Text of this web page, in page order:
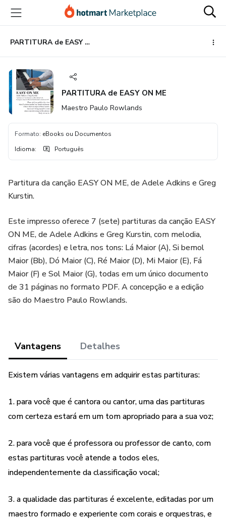
para
conteúdo
principal
para
pagamento
para
rodapé
PARTITURA de EASY ON ME
PARTITURA de EASY ON ME
Maestro Paulo Rowlands
Formato: eBooks ou Documentos
Idioma: Português
Partitura da canção EASY ON ME, de Adele Adkins e Greg
Kurstin.
Este impresso oferece 7 (sete) partituras da canção EASY
ON ME, de Adele Adkins e Greg Kurstin, com melodia,
cifras (acordes) e letra, nos tons: Lá Maior (A), Si bemol
Maior (Bb), Dó Maior (C), Ré Maior (D), Mi Maior (E), Fá
Maior (F) e Sol Maior (G), todas em um único documento
de 31 páginas no formato PDF. A concepção e a edição
são do Maestro Paulo Rowlands.
Vantagens Detalhes
Existem várias vantagens em adquirir estas partituras:
1. para você que é cantora ou cantor, uma das partituras
com certeza estará em um tom apropriado para a sua voz;
2. para você que é professora ou professor de canto, com
estas partituras você atende a todos eles,
independentemente da classificação vocal;
3. a qualidade das partituras é excelente, editadas por um
maestro formado e experiente com corais e orquestras, e